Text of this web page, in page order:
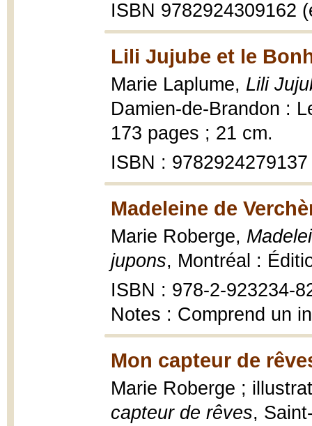
ISBN 9782924309162
Lili Jujube et le
Marie Laplume, Lili
Damien-de-Brandon :
173 pages ; 21 cm.
ISBN : 9782924279137
Madeleine de
Marie Roberge,
jupons, Montréal :
ISBN : 978-2-923234-
Notes : Comprend un
Mon capteur de
Marie Roberge ;
capteur de rêves,